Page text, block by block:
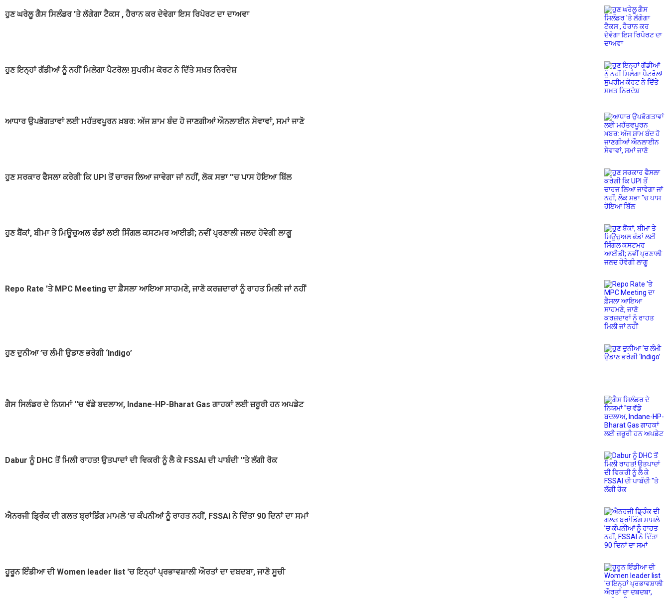
ਹੁਣ ਘਰੇਲੂ ਗੈਸ ਸਿਲੰਡਰ 'ਤੇ ਲੱਗੇਗਾ ਟੈਕਸ , ਹੈਰਾਨ ਕਰ ਦੇਵੇਗਾ ਇਸ ਰਿਪੋਰਟ ਦਾ ਦਾਅਵਾ
ਹੁਣ ਇਨ੍ਹਾਂ ਗੱਡੀਆਂ ਨੂੰ ਨਹੀਂ ਮਿਲੇਗਾ ਪੈਟਰੋਲ! ਸੁਪਰੀਮ ਕੋਰਟ ਨੇ ਦਿੱਤੇ ਸਖ਼ਤ ਨਿਰਦੇਸ਼
ਆਧਾਰ ਉਪਭੋਗਤਾਵਾਂ ਲਈ ਮਹੱਤਵਪੂਰਨ ਖ਼ਬਰ: ਅੱਜ ਸ਼ਾਮ ਬੰਦ ਹੋ ਜਾਣਗੀਆਂ ਔਨਲਾਈਨ ਸੇਵਾਵਾਂ, ਸਮਾਂ ਜਾਣੋ
ਹੁਣ ਸਰਕਾਰ ਫੈਸਲਾ ਕਰੇਗੀ ਕਿ UPI ਤੋਂ ਚਾਰਜ ਲਿਆ ਜਾਵੇਗਾ ਜਾਂ ਨਹੀਂ, ਲੋਕ ਸਭਾ ''ਚ ਪਾਸ ਹੋਇਆ ਬਿੱਲ
ਹੁਣ ਬੈਂਕਾਂ, ਬੀਮਾ ਤੇ ਮਿਊਚੁਅਲ ਫੰਡਾਂ ਲਈ ਸਿੰਗਲ ਕਸਟਮਰ ਆਈਡੀ; ਨਵੀਂ ਪ੍ਰਣਾਲੀ ਜਲਦ ਹੋਵੇਗੀ ਲਾਗੂ
Repo Rate 'ਤੇ MPC Meeting ਦਾ ਫ਼ੈਸਲਾ ਆਇਆ ਸਾਹਮਣੇ, ਜਾਣੋ ਕਰਜ਼ਦਾਰਾਂ ਨੂੰ ਰਾਹਤ ਮਿਲੀ ਜਾਂ ਨਹੀਂ
ਹੁਣ ਦੁਨੀਆ ’ਚ ਲੰਮੀ ਉਡਾਣ ਭਰੇਗੀ ‘Indigo’
ਗੈਸ ਸਿਲੰਡਰ ਦੇ ਨਿਯਮਾਂ ''ਚ ਵੱਡੇ ਬਦਲਾਅ, Indane-HP-Bharat Gas ਗਾਹਕਾਂ ਲਈ ਜ਼ਰੂਰੀ ਹਨ ਅਪਡੇਟ
Dabur ਨੂੰ DHC ਤੋਂ ਮਿਲੀ ਰਾਹਤ! ਉਤਪਾਦਾਂ ਦੀ ਵਿਕਰੀ ਨੂੰ ਲੈ ਕੇ FSSAI ਦੀ ਪਾਬੰਦੀ ''ਤੇ ਲੱਗੀ ਰੋਕ
ਐਨਰਜੀ ਡ੍ਰਿੰਕ ਦੀ ਗਲਤ ਬ੍ਰਾਂਡਿੰਗ ਮਾਮਲੇ ’ਚ ਕੰਪਨੀਆਂ ਨੂੰ ਰਾਹਤ ਨਹੀਂ, FSSAI ਨੇ ਦਿੱਤਾ 90 ਦਿਨਾਂ ਦਾ ਸਮਾਂ
ਹੂਰੂਨ ਇੰਡੀਆ ਦੀ Women leader list 'ਚ ਇਨ੍ਹਾਂ ਪ੍ਰਭਾਵਸ਼ਾਲੀ ਔਰਤਾਂ ਦਾ ਦਬਦਬਾ, ਜਾਣੋ ਸੂਚੀ